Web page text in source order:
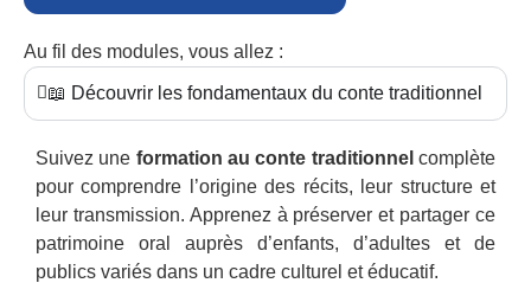
Au fil des modules, vous allez :
📖 Découvrir les fondamentaux du conte traditionnel
Suivez une formation au conte traditionnel complète
pour comprendre l’origine des récits, leur structure et
leur transmission. Apprenez à préserver et partager ce
patrimoine oral auprès d’enfants, d’adultes et de
publics variés dans un cadre culturel et éducatif.